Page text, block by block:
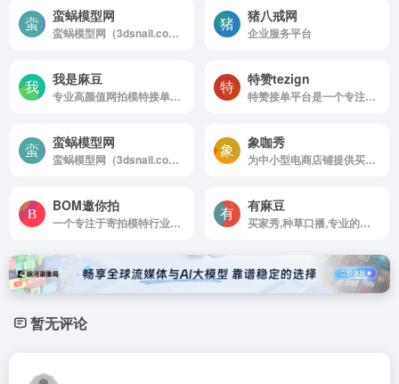
蛮蜗模型网
蛮蜗模型网（3dsnail.com ）是一个专注于3D模型、游戏美术资源及CG模型下载的在线平台。涵盖游戏模型、影视模型、3D打印模型、美陈模型等，适用于广告、动画、游戏开发、影视制作等。
猪八戒网
企业服务平台
我是麻豆
专业高颜值网拍模特接单麻豆平台
特赞tezign
特赞接单平台是一个专注于品牌创意设计的接单平台，主要服务于UI/UX设计、平面设计、插画、动画等领域的设计师。
蛮蜗模型网
蛮蜗模型网（3dsnail.com ）是一个专注于3D模型、游戏美术资源及CG模型下载的在线平台。涵盖游戏模型、影视模型、3D打印模型、美陈模型等，适用于广告、动画、游戏开发、影视制作等。
象咖秀
为中小型电商店铺提供买家秀服务
BOM邀你拍
一个专注于寄拍模特行业的平台
有麻豆
买家秀,种草口播,专业的模特约拍平台
暂无评论